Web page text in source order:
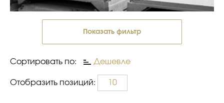
Показать фильтр
Сортировать по: Дешевле
Отобразить позиций: 10